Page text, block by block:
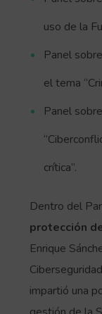
uso de la
Panel
el tema
Panel
crítica”.
Dentro del
protección
Enrique
impartió una